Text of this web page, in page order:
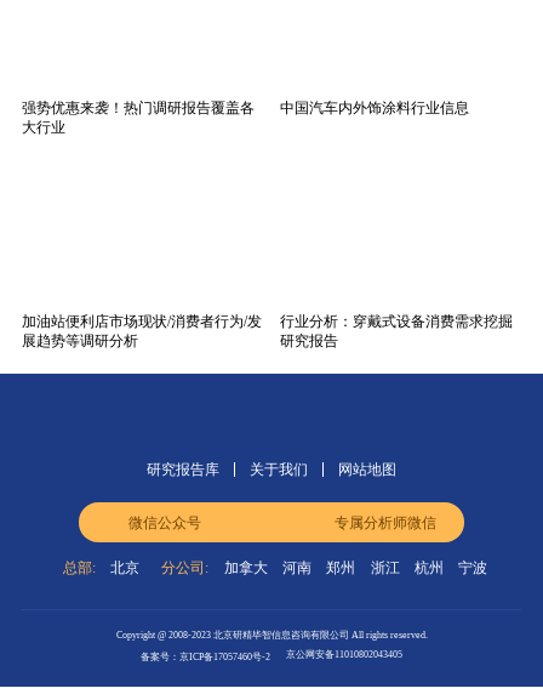
强势优惠来袭！热门调研报告覆盖各
大行业
中国汽车内外饰涂料行业信息
加油站便利店市场现状/消费者行为/发
展趋势等调研分析
行业分析：穿戴式设备消费需求挖掘
研究报告
研究报告库 关于我们 网站地图
微信公众号 专属分析师微信
总部: 北京 分公司: 加拿大 河南 郑州 浙江 杭州 宁波
Copyright @ 2008-2023 北京研精毕智信息咨询有限公司 All rights reserved.
备案号：京ICP备17057460号-2
京公网安备11010802043405